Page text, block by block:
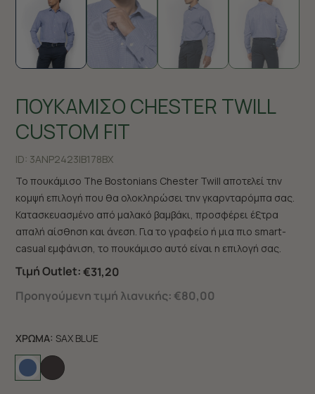
ΠΟΥΚΑΜΙΣΟ CHESTER TWILL
CUSTOM FIT
ID: 3ANP2423|B178BX
Το πουκάμισο The Bostonians Chester Twill αποτελεί την
κομψή επιλογή που θα ολοκληρώσει την γκαρνταρόμπα σας.
Κατασκευασμένο από μαλακό βαμβάκι, προσφέρει έξτρα
απαλή αίσθηση και άνεση. Για το γραφείο ή μια πιο smart-
casual εμφάνιση, το πουκάμισο αυτό είναι η επιλογή σας.
Τιμή Outlet:€31,20
Προηγούμενη τιμή λιανικής: €80,00
ΧΡΩΜΑ: SAX BLUE